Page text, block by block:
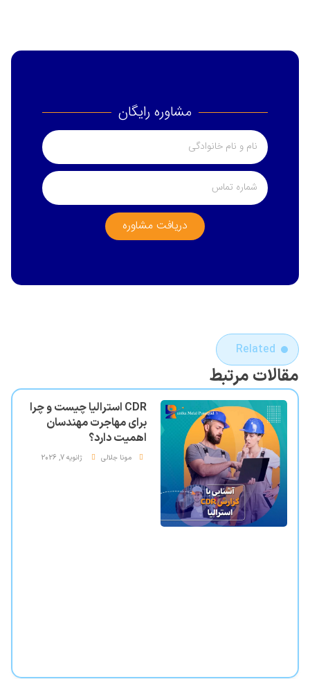
مشاوره رایگان
دریافت مشاوره
Related
مقالات مرتبط
CDR استرالیا چیست و چرا
برای مهاجرت مهندسان
اهمیت دارد؟
مونا جلالی ژانویه 7, 2026